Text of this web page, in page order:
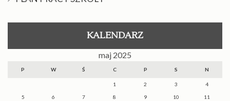
KALENDARZ
maj 2025
P W Ś C P S N
1 2 3 4
5 6 7 8 9 10 11